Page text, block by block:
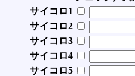
サイコロ1
サイコロ2
サイコロ3
サイコロ4
サイコロ5